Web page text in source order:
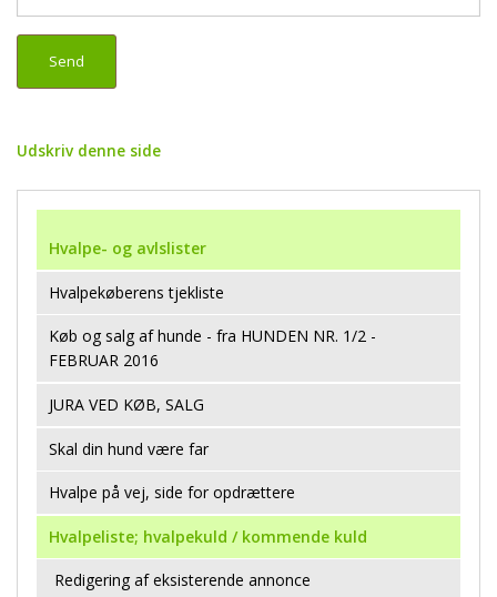
Udskriv denne side
Hvalpe- og avlslister
Hvalpekøberens tjekliste
Køb og salg af hunde - fra HUNDEN NR. 1/2 -
FEBRUAR 2016
JURA VED KØB, SALG
Skal din hund være far
Hvalpe på vej, side for opdrættere
Hvalpeliste; hvalpekuld / kommende kuld
Redigering af eksisterende annonce